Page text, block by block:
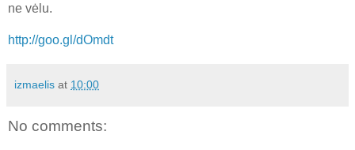
ne vėlu.
http://goo.gl/dOmdt
izmaelis at 10:00
No comments: